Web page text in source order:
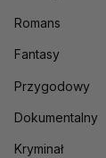
Romans
Fantasy
Przygodowy
Dokumentalny
Kryminał